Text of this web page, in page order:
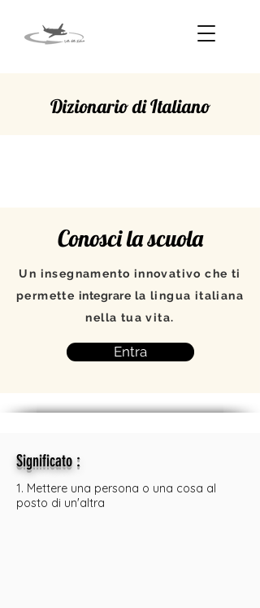
Dizionario di Italiano
Conosci la scuola
Un insegnamento innovativo che ti
permette integrare la lingua italiana
nella tua vita.
Entra
Significato:
1. Mettere una persona o una cosa al
posto di un'altra